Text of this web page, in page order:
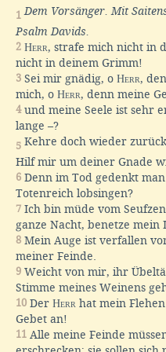
1 Dem Vorsänger. Mit
Psalm Davids.
2 Herr, strafe mich nicht in
nicht in deinem Grimm!
3 Sei mir gnädig, o Herr,
mich, o Herr, denn meine
4und meine Seele ist sehr
lange –?
5 Kehre doch wieder zurück
Hilf mir um deiner Gnade
6 Denn im Tod gedenkt
Totenreich lobsingen?
7 Ich bin müde vom
ganze Nacht, benetze mein
8 Mein Auge ist verfallen
meiner Feinde.
9 Weicht von mir, ihr
Stimme meines Weinens
10 Der Herr hat mein
Gebet an!
11 Alle meine Feinde